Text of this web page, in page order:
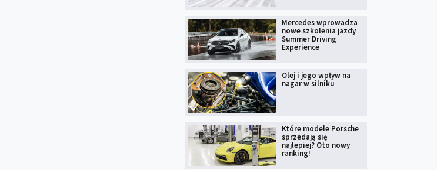
Mercedes wprowadza
nowe szkolenia jazdy
Summer Driving
Experience
Olej i jego wpływ na
nagar w silniku
Które modele Porsche
sprzedają się
najlepiej? Oto nowy
ranking!